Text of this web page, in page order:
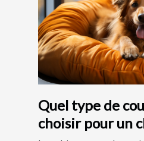
Quel type de
choisir pour un